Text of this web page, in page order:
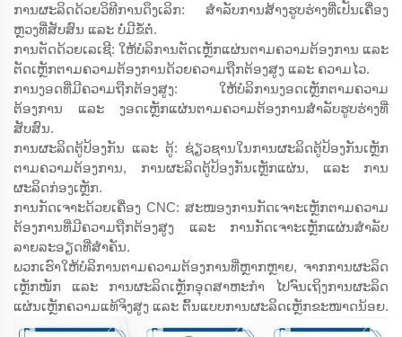
ການຜະລິດດ້ວຍວິທີການດຶງເລິກ: ສຳລັບການສ້າງຮູບຮ່າງທີ່ເປັນເຄື່ອງ
ຫຼວງທີ່ສັບສົນ ແລະ ບໍ່ມີຂໍ້ຕໍ່.
ການຕັດດ້ວຍເລເຊີ: ໃຫ້ບໍລິການຕັດເຫຼັກແຜ່ນຕາມຄວາມຕ້ອງການ ແລະ
ຕັດເຫຼັກຕາມຄວາມຕ້ອງການດ້ວຍຄວາມຖືກຕ້ອງສູງ ແລະ ຄວາມໄວ.
ການງອດທີ່ມີຄວາມຖືກຕ້ອງສູງ: ໃຫ້ບໍລິການງອດເຫຼັກຕາມຄວາມ
ຕ້ອງການ ແລະ ງອດເຫຼັກແຜ່ນຕາມຄວາມຕ້ອງການສຳລັບຮູບຮ່າງທີ່
ສັບສົນ.
ການຜະລິດຕູ້ປ້ອງກັນ ແລະ ຕູ້: ຊ່ຽວຊານໃນການຜະລິດຕູ້ປ້ອງກັນເຫຼັກ
ຕາມຄວາມຕ້ອງການ, ການຜະລິດຕູ້ປ້ອງກັນເຫຼັກແຜ່ນ, ແລະ ການ
ຜະລິດກ່ອງເຫຼັກ.
ການກັດເຈາະດ້ວຍເຄື່ອງ CNC: ສະໜອງການກັດເຈາະເຫຼັກຕາມຄວາມ
ຕ້ອງການທີ່ມີຄວາມຖືກຕ້ອງສູງ ແລະ ການກັດເຈາະເຫຼັກແຜ່ນສຳລັບ
ລາຍລະອຽດທີ່ສຳຄັນ.
ພວກເຮົາໃຫ້ບໍລິການຕາມຄວາມຕ້ອງການທີ່ຫຼາກຫຼາຍ, ຈາກການຜະລິດ
ເຫຼັກໜັກ ແລະ ການຜະລິດເຫຼັກອຸດສາຫະກຳ ໄປຈົນເຖິງການຜະລິດ
ແຜ່ນເຫຼັກຄວາມແທ້ຈິງສູງ ແລະ ຕົ້ນແບບການຜະລິດເຫຼັກຂະໜາດນ້ອຍ.